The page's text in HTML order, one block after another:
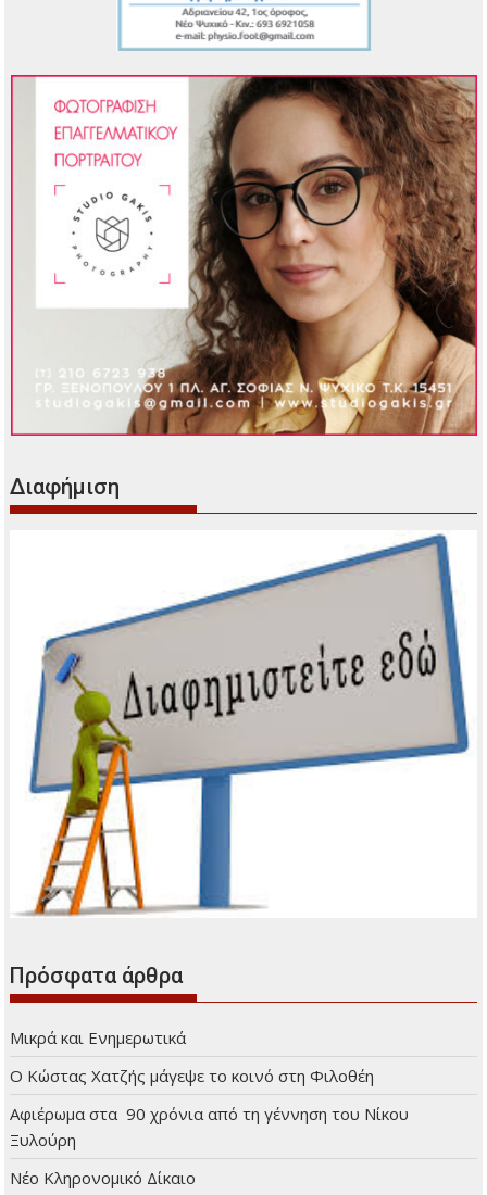
Διαφήμιση
Πρόσφατα άρθρα
Μικρά και Ενημερωτικά
Ο Κώστας Χατζής μάγεψε το κοινό στη Φιλοθέη
Αφιέρωμα στα 90 χρόνια από τη γέννηση του Νίκου
Ξυλούρη
Νέο Κληρονομικό Δίκαιο